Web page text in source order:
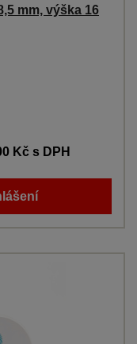
mm, výška 16
Kčs DPH